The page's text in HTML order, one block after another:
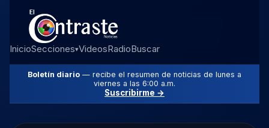
InicioSecciones▾VideosRadioBuscar
Boletín diario — recibe el resumen de noticias de lunes a
viernes a las 6:00 a.m.
Suscribirme →